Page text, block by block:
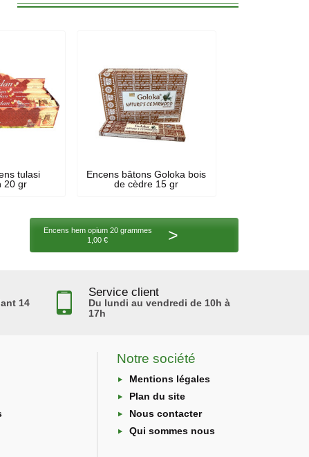
tulasi
20 gr
Encens bâtons Goloka bois
de cèdre 15 gr
Encens hem opium 20 grammes
1,00 €
>
14
Service client
Du lundi au vendredi de 10h à
17h
Notre société
Mentions légales
Plan du site
Nous contacter
Qui sommes nous